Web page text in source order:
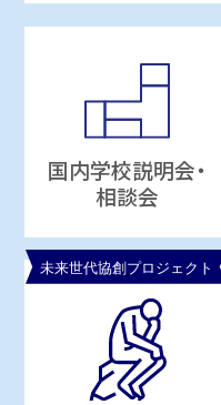
国内学校説明会・
相談会